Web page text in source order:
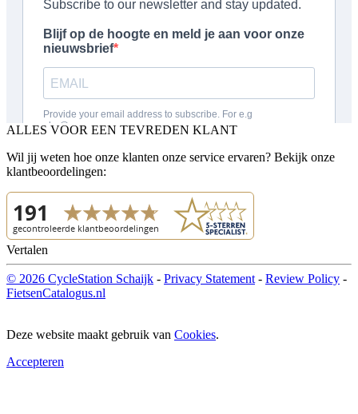
ALLES VOOR EEN TEVREDEN KLANT
Wil jij weten hoe onze klanten onze service ervaren? Bekijk onze
klantbeoordelingen:
Vertalen
© 2026 CycleStation Schaijk - Privacy Statement - Review Policy -
FietsenCatalogus.nl
Deze website maakt gebruik van Cookies.
Accepteren